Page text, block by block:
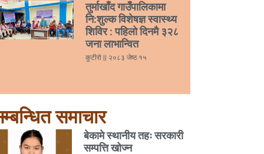
तुर्माखाँद गाउँपालिकामा
नि:शुल्क विशेषज्ञ स्वास्थ्य
शिविर : पहिलो दिनमै ३२८
जना लाभान्वित
कुटीरो २०८३ जेष्ठ १५
समाचार
बेकामे स्थानीय तहः सरकारी
सम्पत्ति खोज्न